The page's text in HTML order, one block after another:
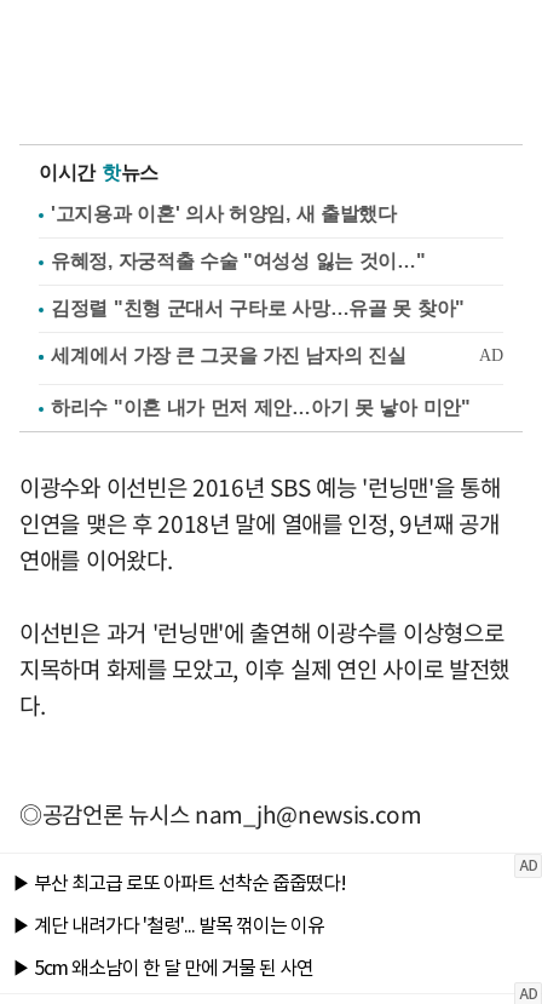
이시간 핫뉴스
'고지용과 이혼' 의사 허양임, 새 출발했다
유혜정, 자궁적출 수술 "여성성 잃는 것이…"
김정렬 "친형 군대서 구타로 사망…유골 못 찾아"
하리수 "이혼 내가 먼저 제안…아기 못 낳아 미안"
이광수와 이선빈은 2016년 SBS 예능 '런닝맨'을 통해
인연을 맺은 후 2018년 말에 열애를 인정, 9년째 공개
연애를 이어왔다.
이선빈은 과거 '런닝맨'에 출연해 이광수를 이상형으로
지목하며 화제를 모았고, 이후 실제 연인 사이로 발전했
다.
◎공감언론 뉴시스nam_jh@newsis.com